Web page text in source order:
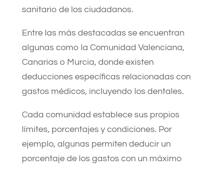
sanitario de los ciudadanos.
Entre las más destacadas se encuentran
algunas como la Comunidad Valenciana,
Canarias o Murcia, donde existen
deducciones específicas relacionadas con
gastos médicos, incluyendo los dentales.
Cada comunidad establece sus propios
límites, porcentajes y condiciones. Por
ejemplo, algunas permiten deducir un
porcentaje de los gastos con un máximo